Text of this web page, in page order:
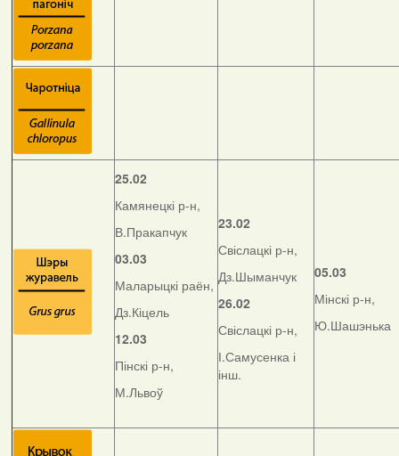
25.02
Камянецкі р-н,
В.Пракапчук
03.03
Маларыцкі раён,
Дз.Кіцель
12.03
Пінскі р-н,
М.Львоў
23.02
Свіслацкі р-н,
Дз.Шыманчук
26.02
Свіслацкі р-н,
І.Самусенка і
інш.
05.03
Мінскі р-н,
Ю.Шашэнька